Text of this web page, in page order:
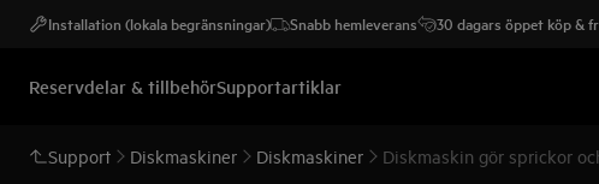
Installation (lokala begränsningar) Snabb hemleverans 30 dagars öppet köp &
Reservdelar & tillbehörSupportartiklar
Support Diskmaskiner Diskmaskiner Diskmaskin gör sprickor